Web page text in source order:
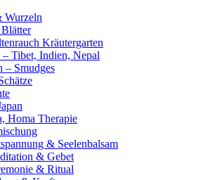
Wurzeln
Kräutergarten
Tibet, Indien, Nepal
– Smudges
Homa Therapie
& Seelenbalsam
& Gebet
& Ritual